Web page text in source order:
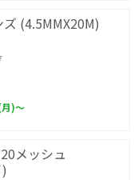
(4.5MMX20M)
)～
メッシュ